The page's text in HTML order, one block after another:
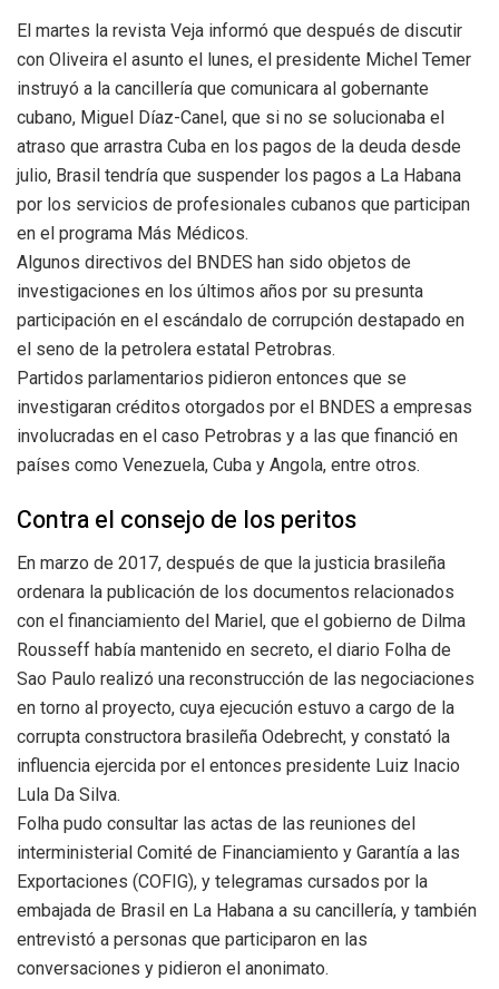
El martes la revista Veja informó que después de discutir
con Oliveira el asunto el lunes, el presidente Michel Temer
instruyó a la cancillería que comunicara al gobernante
cubano, Miguel Díaz-Canel, que si no se solucionaba el
atraso que arrastra Cuba en los pagos de la deuda desde
julio, Brasil tendría que suspender los pagos a La Habana
por los servicios de profesionales cubanos que participan
en el programa Más Médicos.
Algunos directivos del BNDES han sido objetos de
investigaciones en los últimos años por su presunta
participación en el escándalo de corrupción destapado en
el seno de la petrolera estatal Petrobras.
Partidos parlamentarios pidieron entonces que se
investigaran créditos otorgados por el BNDES a empresas
involucradas en el caso Petrobras y a las que financió en
países como Venezuela, Cuba y Angola, entre otros.
Contra el consejo de los peritos
En marzo de 2017, después de que la justicia brasileña
ordenara la publicación de los documentos relacionados
con el financiamiento del Mariel, que el gobierno de Dilma
Rousseff había mantenido en secreto, el diario Folha de
Sao Paulo realizó una reconstrucción de las negociaciones
en torno al proyecto, cuya ejecución estuvo a cargo de la
corrupta constructora brasileña Odebrecht, y constató la
influencia ejercida por el entonces presidente Luiz Inacio
Lula Da Silva.
Folha pudo consultar las actas de las reuniones del
interministerial Comité de Financiamiento y Garantía a las
Exportaciones (COFIG), y telegramas cursados por la
embajada de Brasil en La Habana a su cancillería, y también
entrevistó a personas que participaron en las
conversaciones y pidieron el anonimato.